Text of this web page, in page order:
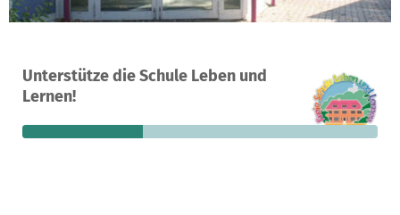
Unterstütze die Schule Leben und
Lernen!
A project in Preetz, Germany
3 €250
still needed